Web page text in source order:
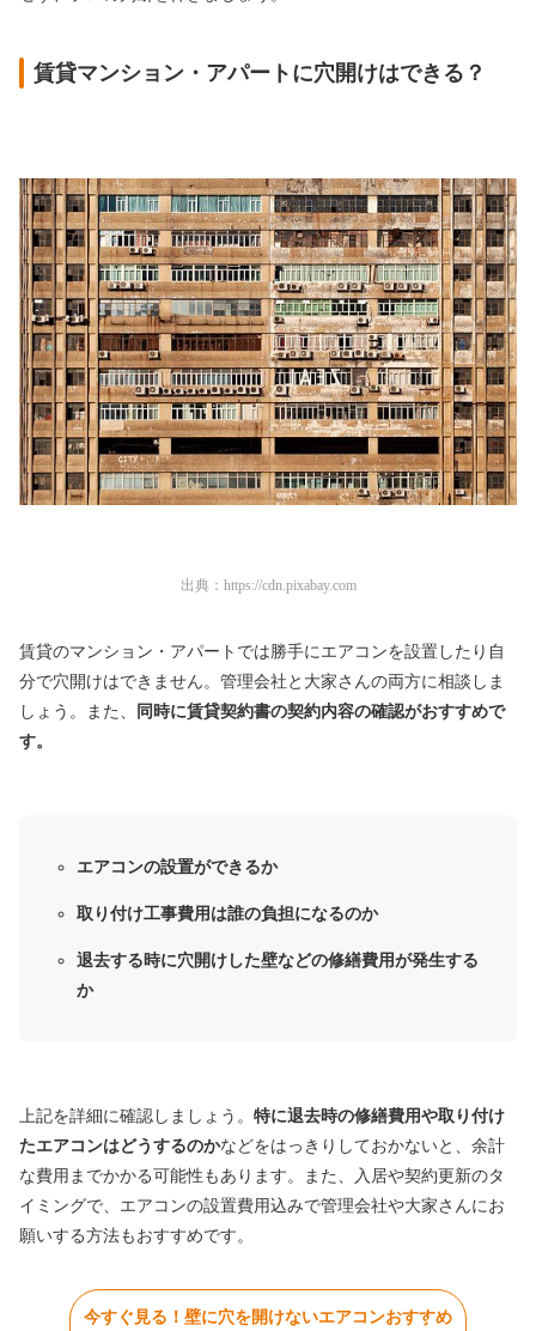
賃貸マンション・アパートに穴開けはできる？
出典： https://cdn.pixabay.com
賃貸のマンション・アパートでは勝手にエアコンを設置したり自
分で穴開けはできません。管理会社と大家さんの両方に相談しま
しょう。また、
同時に賃貸契約書の契約内容の確認がおすすめで
す。
エアコンの設置ができるか
取り付け工事費用は誰の負担になるのか
退去する時に穴開けした壁などの修繕費用が発生する
か
上記を詳細に確認しましょう。 特に退去時の修繕費用や取り付け
たエアコンはどうするのかなどをはっきりしておかないと、余計
な費用までかかる可能性もあります。また、入居や契約更新のタ
イミングで、エアコンの設置費用込みで管理会社や大家さんにお
願いする方法もおすすめです。
今すぐ見る！壁に穴を開けないエアコンおすすめ